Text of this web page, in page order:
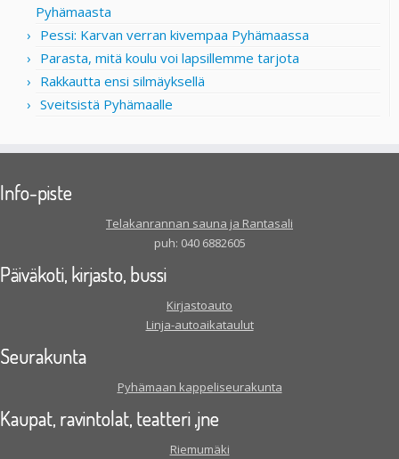
Pyhämaasta
Pessi: Karvan verran kivempaa Pyhämaassa
Parasta, mitä koulu voi lapsillemme tarjota
Rakkautta ensi silmäyksellä
Sveitsistä Pyhämaalle
Info-piste
Telakanrannan sauna ja Rantasali
puh: 040 6882605
Päiväkoti, kirjasto, bussi
Kirjastoauto
Linja-autoaikataulut
Seurakunta
Pyhämaan kappeliseurakunta
Kaupat, ravintolat, teatteri ,jne
Riemumäki